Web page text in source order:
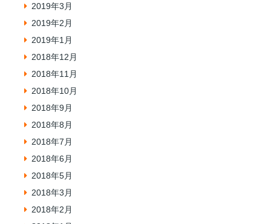
2019年3月
2019年2月
2019年1月
2018年12月
2018年11月
2018年10月
2018年9月
2018年8月
2018年7月
2018年6月
2018年5月
2018年3月
2018年2月